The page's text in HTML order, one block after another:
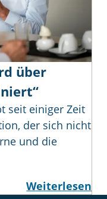
über
seit einiger Zeit
der sich nicht
und die
Weiterlesen